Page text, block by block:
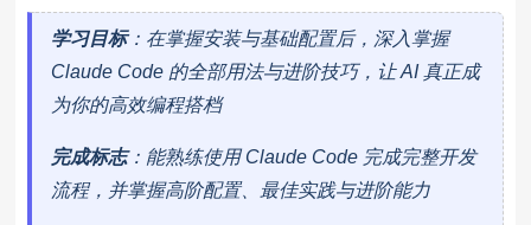
学习目标：在掌握安装与基础配置后，深入掌握
Claude Code 的全部用法与进阶技巧，让 AI 真正成
为你的高效编程搭档
完成标志：能熟练使用 Claude Code 完成完整开发
流程，并掌握高阶配置、最佳实践与进阶能力